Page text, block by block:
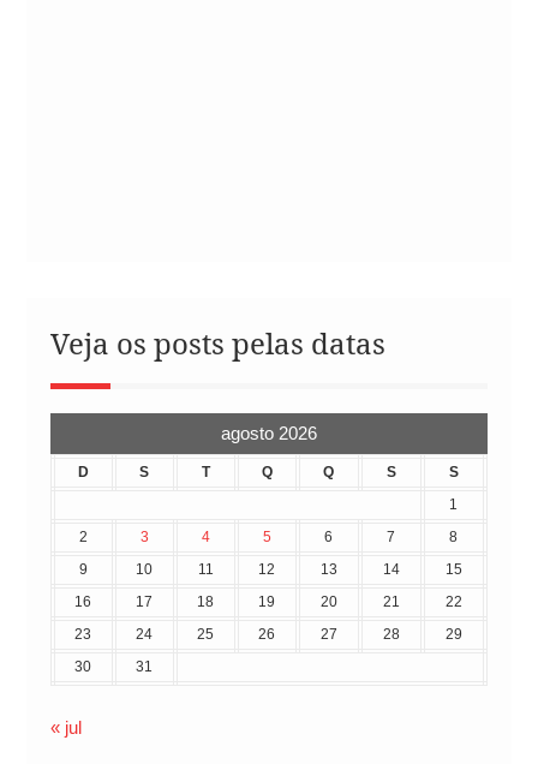
Veja os posts pelas datas
agosto 2026
D S T Q Q S
S
1
2
3 4 5 6 7
8
9
10 11 12 13 14
15
16
17 18 19 20 21
22
23
24 25 26 27 28
29
30
31
« jul